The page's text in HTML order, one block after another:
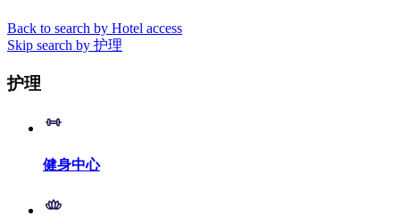
Back to search by Hotel access
Skip search by 护理
护理
健身中心